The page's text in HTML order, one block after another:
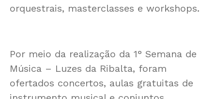
orquestrais, masterclasses e workshops.
Por meio da realização da 1° Semana de
Música – Luzes da Ribalta, foram
ofertados concertos, aulas gratuitas de